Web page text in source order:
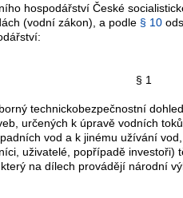
hospodářství České
(vodní zákon), a podle § 10
§ 1
technickobezpečnostní
určených k úpravě vodních
vod a k jinému užívání
uživatelé, popřípadě investoři)
na dílech provádějí národní
náhrady